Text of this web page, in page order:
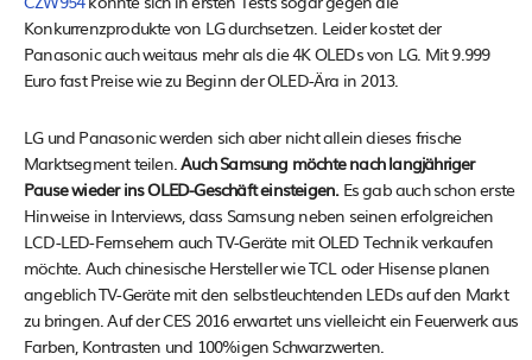
Konkurrenzprodukte von LG durchsetzen. Leider kostet der
Panasonic auch weitaus mehr als die 4K OLEDs von LG. Mit 9.999
Euro fast Preise wie zu Beginn der OLED-Ära in 2013.
LG und Panasonic werden sich aber nicht allein dieses frische
Marktsegment teilen.Auch Samsung möchte nach langjähriger
Pause wieder ins OLED-Geschäft einsteigen.Es gab auch schon erste
Hinweise in Interviews, dass Samsung neben seinen erfolgreichen
LCD-LED-Fernsehern auch TV-Geräte mit OLED Technik verkaufen
möchte. Auch chinesische Hersteller wie TCL oder Hisense planen
angeblich TV-Geräte mit den selbstleuchtenden LEDs auf den Markt
zu bringen. Auf der CES 2016 erwartet uns vielleicht ein Feuerwerk aus
Farben, Kontrasten und 100%igen Schwarzwerten.